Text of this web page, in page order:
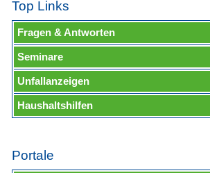
Top Links
Fragen & Antworten
Seminare
Unfallanzeigen
Haushaltshilfen
Portale